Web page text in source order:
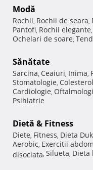
Modă
Rochii, Rochii de seara,
Pantofi, Rochii elegante,
Ochelari de soare,
Sănătate
Sarcina, Ceaiuri, Inima,
Stomatologie, Colesterol
Cardiologie,
Psihiatrie
Dietă & Fitness
Diete, Fitness, Dieta
Aerobic, Exercitii
disociata, Silueta, Dieta